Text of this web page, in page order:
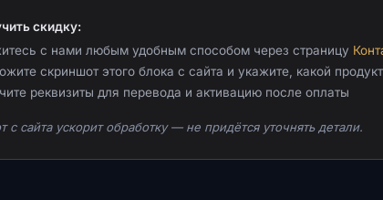
скидку:
с нами любым удобным способом через страницу
скриншот этого блока с сайта и укажите, какой
реквизиты для перевода и активацию после оплаты
с сайта ускорит обработку — не придётся уточнять детали.